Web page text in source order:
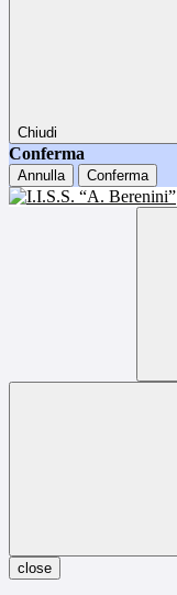
Chiudi
Conferma
Annulla Conferma
close